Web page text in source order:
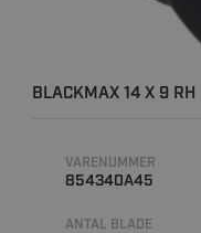
BLACKMAX 14 X 9 RH
VARENUMMER
854340A45
ANTAL BLADE